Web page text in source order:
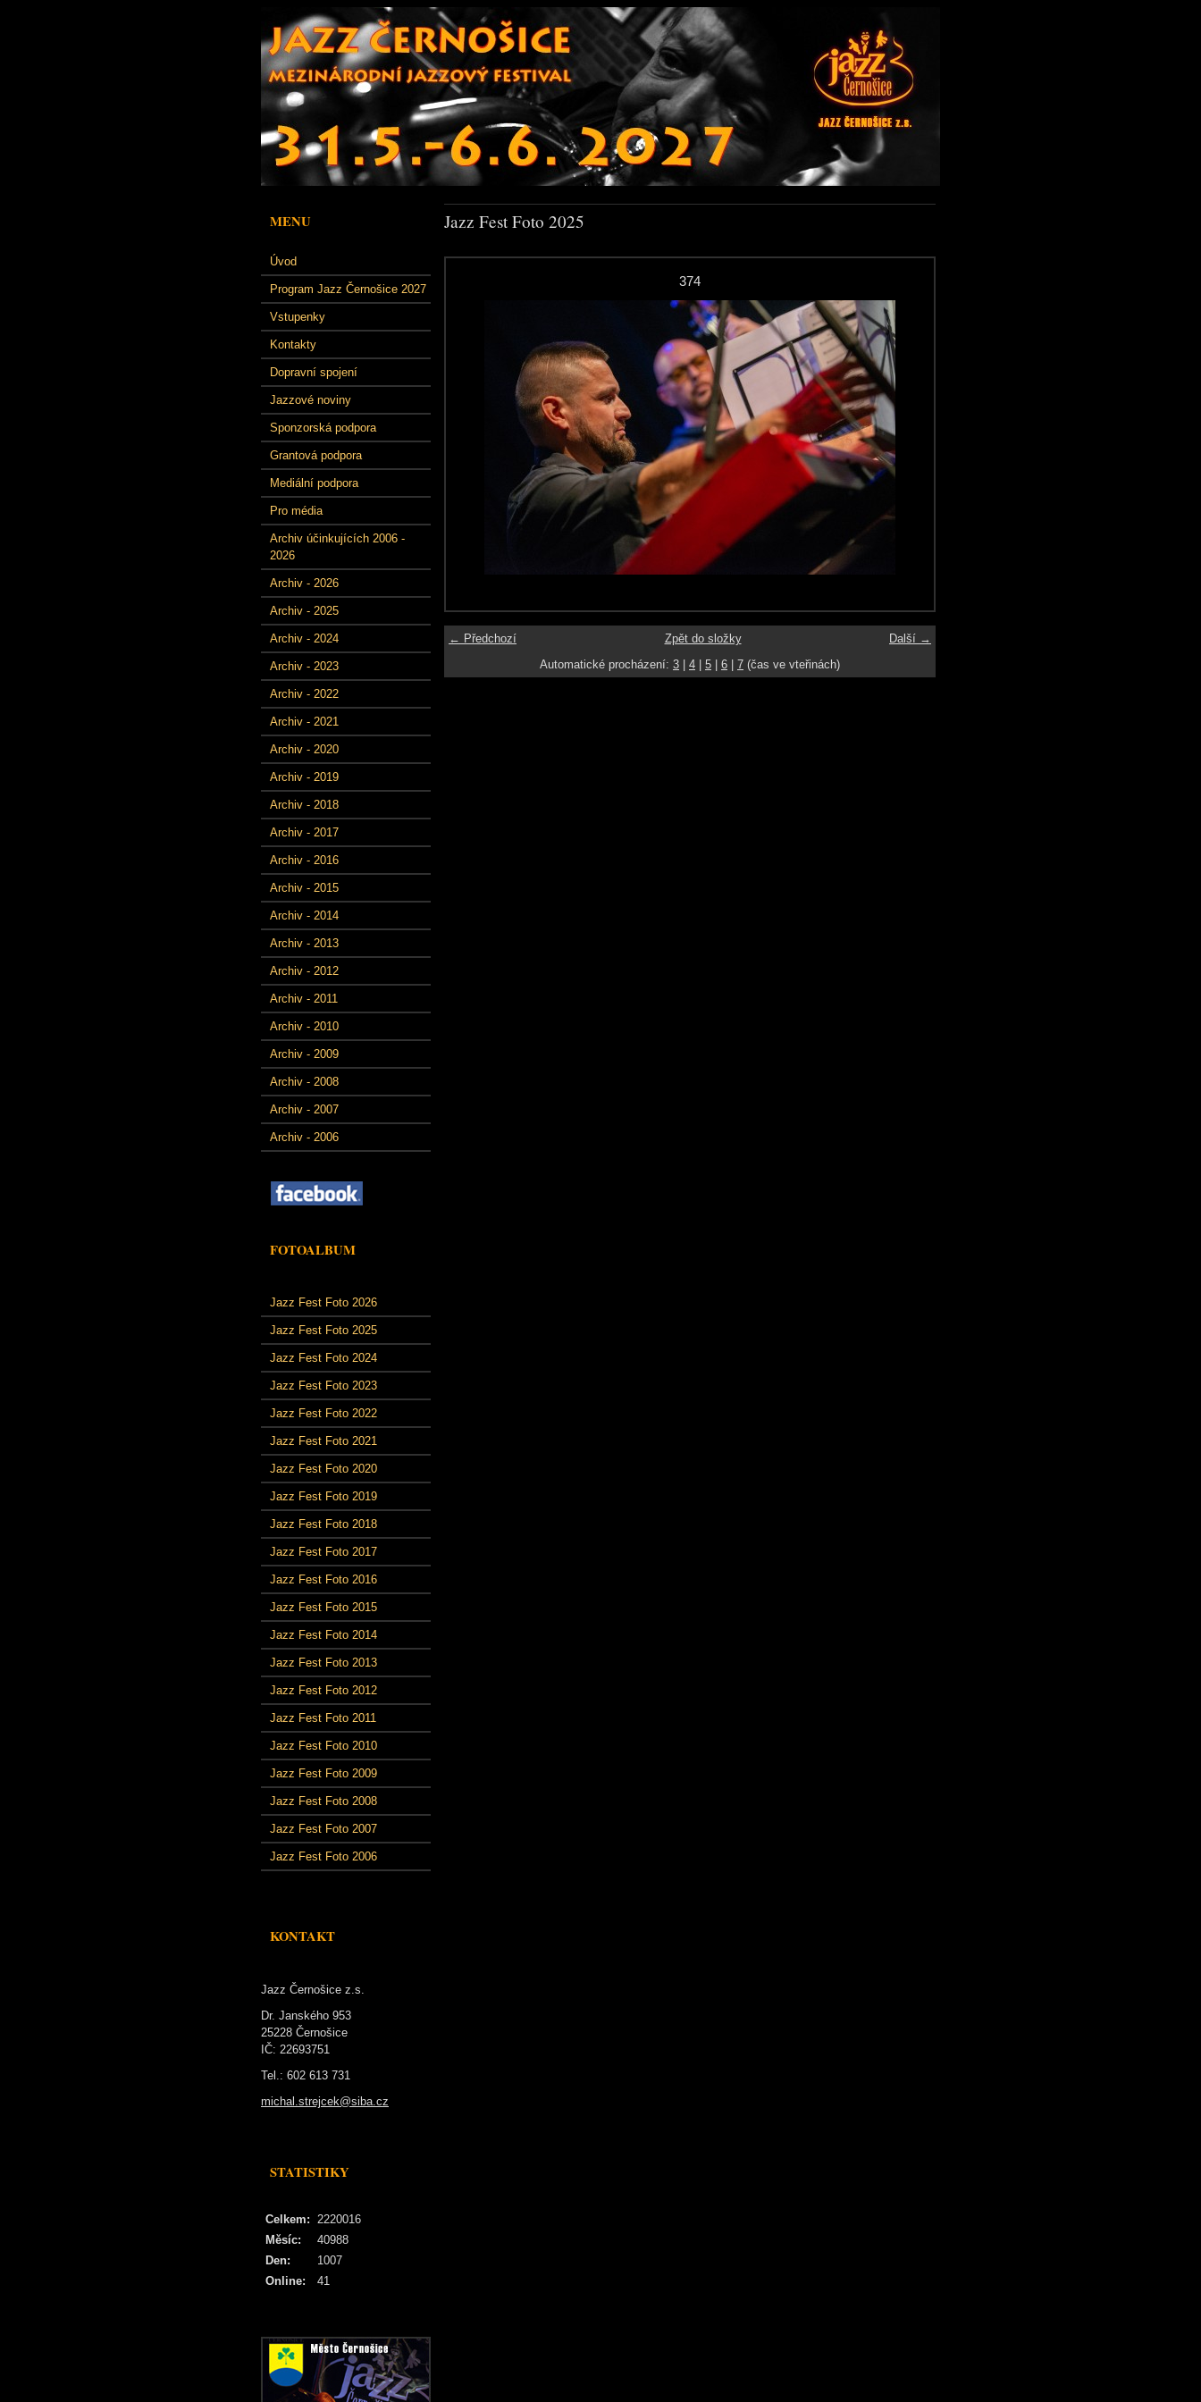
MENU
Úvod
Program Jazz Černošice 2027
Vstupenky
Kontakty
Dopravní spojení
Jazzové noviny
Sponzorská podpora
Grantová podpora
Mediální podpora
Pro média
Archiv účinkujících 2006 -
2026
Archiv - 2026
Archiv - 2025
Archiv - 2024
Archiv - 2023
Archiv - 2022
Archiv - 2021
Archiv - 2020
Archiv - 2019
Archiv - 2018
Archiv - 2017
Archiv - 2016
Archiv - 2015
Archiv - 2014
Archiv - 2013
Archiv - 2012
Archiv - 2011
Archiv - 2010
Archiv - 2009
Archiv - 2008
Archiv - 2007
Archiv - 2006
FOTOALBUM
Jazz Fest Foto 2026
Jazz Fest Foto 2025
Jazz Fest Foto 2024
Jazz Fest Foto 2023
Jazz Fest Foto 2022
Jazz Fest Foto 2021
Jazz Fest Foto 2020
Jazz Fest Foto 2019
Jazz Fest Foto 2018
Jazz Fest Foto 2017
Jazz Fest Foto 2016
Jazz Fest Foto 2015
Jazz Fest Foto 2014
Jazz Fest Foto 2013
Jazz Fest Foto 2012
Jazz Fest Foto 2011
Jazz Fest Foto 2010
Jazz Fest Foto 2009
Jazz Fest Foto 2008
Jazz Fest Foto 2007
Jazz Fest Foto 2006
KONTAKT
Jazz Černošice z.s.
Dr. Janského 953
25228 Černošice
IČ: 22693751
Tel.: 602 613 731
michal.strejcek@siba.cz
STATISTIKY
Online: 41
Celkem: 2220016
Měsíc:
40988
Den:
1007
Jazz Fest Foto 2025
374
← Předchozí Další →
Zpět do složky
Automatické procházení: 3 4 5 6 7 (čas ve vteřinách)